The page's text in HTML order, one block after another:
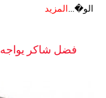
الو�... المزيد
فضل شاكر يواجه